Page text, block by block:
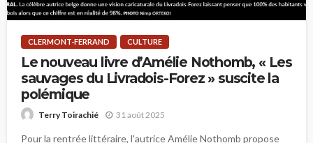
CLERMONT-FERRAND CULTURE
Le nouveau livre d’Amélie Nothomb, « Les
sauvages du Livradois-Forez » suscite la
polémique
Terry Toirachié 31 août 2025
Pour la rentrée littéraire, l'autrice Amélie Nothomb propose